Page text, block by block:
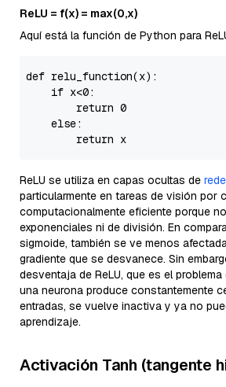
ReLU = f(x) = max(0,x)
Aquí está la función de Python para
def relu_function(x):
if x<0:
return 0
else:
return
ReLU se utiliza en capas ocultas de
particularmente en tareas de visión por
computacionalmente eficiente porque
exponenciales ni de división. En
sigmoide, también se ve menos
gradiente que se desvanece. Sin
desventaja de ReLU, que es el problema
una neurona produce constantemente
entradas, se vuelve inactiva y ya no
aprendizaje.
Activación Tanh (tangente